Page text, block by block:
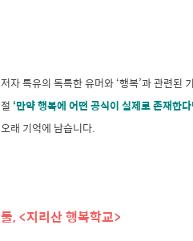
저자 특유의 독특한 유머와 ‘행복’과 관련된
절‘만약 행복에 어떤 공식이 실제로 존재한
오래 기억에 남습니다.
둘, <지리산 행복학교>